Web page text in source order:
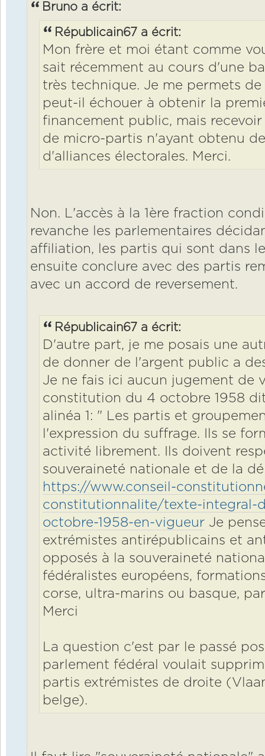
Bruno a écrit:
Républicain67 a écrit:
Mon frère et moi étant comme
sait récemment au cours d'une
très technique. Je me permets
peut-il échouer à obtenir la
financement public, mais
de micro-partis n'ayant obtenu
d'alliances électorales. Merci.
Non. L'accès à la 1ère fraction
revanche les parlementaires
affiliation, les partis qui sont dans
ensuite conclure avec des partis
avec un accord de reversement.
Républicain67 a écrit:
D'autre part, je me posais une
de donner de l'argent public a
Je ne fais ici aucun jugement de
constitution du 4 octobre 1958
alinéa 1: " Les partis et
l'expression du suffrage. Ils se
activité librement. Ils doivent
souveraineté nationale et de la
https://www.conseil-
constitutionnalite/texte-integral-
octobre-1958-en-vigueur Je
extrémistes antirépublicains et
opposés à la souveraineté
fédéralistes européens,
corse, ultra-marins ou basque,
Merci
La question c'est par le passé
parlement fédéral voulait
partis extrémistes de droite
belge).